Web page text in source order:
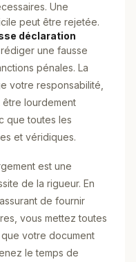
Une
peut être rejetée.
déclaration
une fausse
pénales. La
votre responsabilité,
lourdement
que toutes les
et véridiques.
est une
de la rigueur. En
de fournir
vous mettez toutes
votre document
le temps de